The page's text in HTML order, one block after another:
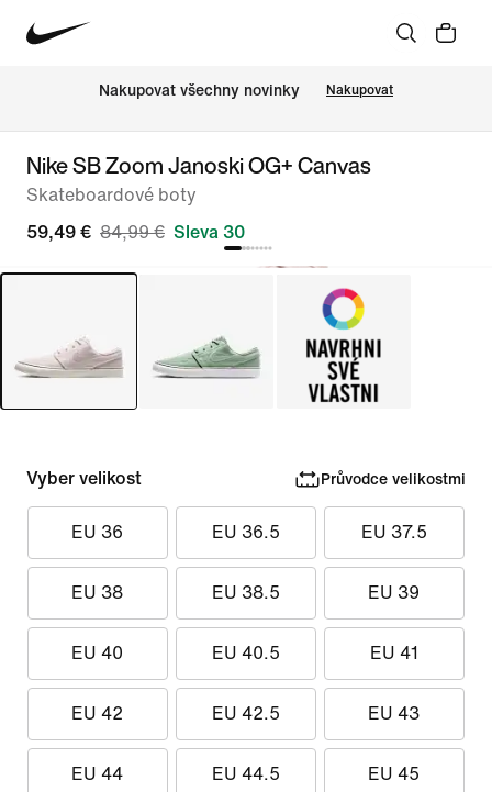
Nakupovat všechny novinky Nakupovat
Nike SB Zoom Janoski OG+ Canvas
Skateboardové boty
59,49 € 84,99 € Sleva 30
Vyber velikost Průvodce velikostmi
EU 36 EU 36.5 EU 37.5
EU 38 EU 38.5 EU 39
EU 40 EU 40.5 EU 41
EU 42 EU 42.5 EU 43
EU 44 EU 44.5 EU 45